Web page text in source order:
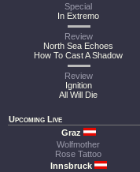
Special
In Extremo
Review
North Sea Echoes
How To Cast A Shadow
Review
Ignition
All Will Die
Upcoming Live
Graz
Wolfmother
Rose Tattoo
Innsbruck